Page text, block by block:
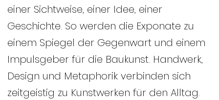
einer Sichtweise, einer Idee, einer
Geschichte. So werden die Exponate zu
einem Spiegel der Gegenwart und einem
Impulsgeber für die Baukunst. Handwerk,
Design und Metaphorik verbinden sich
zeitgeistig zu Kunstwerken für den Alltag.